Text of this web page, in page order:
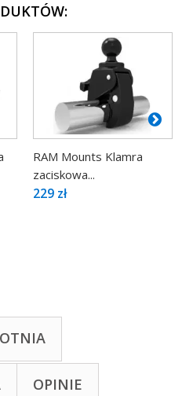
RAM Mounts Klamra
zaciskowa...
229 zł
OPINIE